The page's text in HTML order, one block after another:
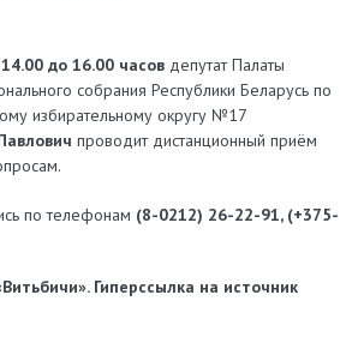
до 16.00 часов депутат Палаты
собрания Республики Беларусь по
избирательному округу №17
проводит дистанционный приём
по телефонам (8-0212) 26-22-91, (+375-
Гиперссылка на источник